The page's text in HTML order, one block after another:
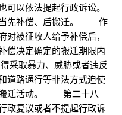
以依法提起行政诉讼。
先补偿、后搬迁。 作
被征收人给予补偿后，
偿决定确定的搬迁期限内
取暴力、威胁或者违反
道路通行等非法方式迫使
搬迁活动。 第二十八
政复议或者不提起行政诉